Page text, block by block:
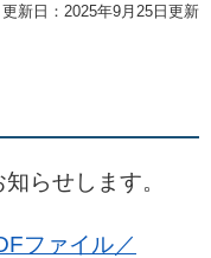
更新日：2025年9月25日更新
らせします。
ファイル／